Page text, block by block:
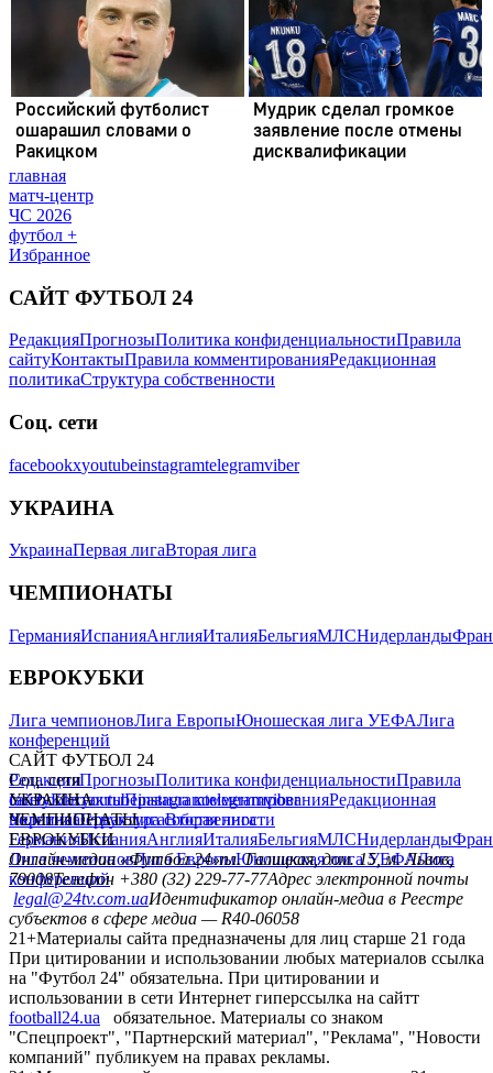
главная
матч-центр
ЧС 2026
футбол +
Избранное
САЙТ ФУТБОЛ 24
РедакцияПрогнозыПолитика конфиденциальностиПравила
сайтуКонтактыПравила комментированияРедакционная
политикаСтруктура собственности
Соц. сети
facebookxyoutubeinstagramtelegramviber
УКРАИНА
УкраинаПервая лигаВторая лига
ЧЕМПИОНАТЫ
ГерманияИспанияАнглияИталияБельгияМЛСНидерланды
ЕВРОКУБКИ
Лига чемпионовЛига ЕвропыЮношеская лига УЕФАЛига
конференций
САЙТ ФУТБОЛ 24
РедакцияПрогнозыПолитика конфиденциальностиПравила
сайтуКонтактыПравила комментированияРедакционная
политикаСтруктура собственности
Соц. сети
facebookxyoutubeinstagramtelegramviber
УКРАИНА
УкраинаПервая лигаВторая лига
ЧЕМПИОНАТЫ
ГерманияИспанияАнглияИталияБельгияМЛСНидерланды
ЕВРОКУБКИ
Лига чемпионовЛига ЕвропыЮношеская лига УЕФАЛига
конференций
Онлайн-медиа «Футбол 24»пл. Галицкая, дом. 15, м. Львов,
79008Телефон +380 (32) 229-77-77Адрес электронной почты
legal@24tv.com.uaИдентификатор онлайн-медиа в Реестре
субъектов в сфере медиа — R40-06058
21+Материалы сайта предназначены для лиц старше 21 года
При цитировании и использовании любых материалов ссылка
на "Футбол 24" обязательна. При цитировании и
использовании в сети Интернет гиперссылка на сайтт
football24.ua
обязательное. Материалы со знаком
"Спецпроект", "Партнерский материал", "Реклама", "Новости
компаний" публикуем на правах рекламы.